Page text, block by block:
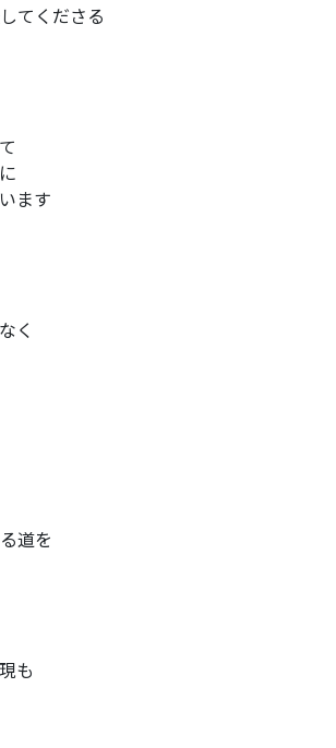
てくださる
ます
く
道を
も